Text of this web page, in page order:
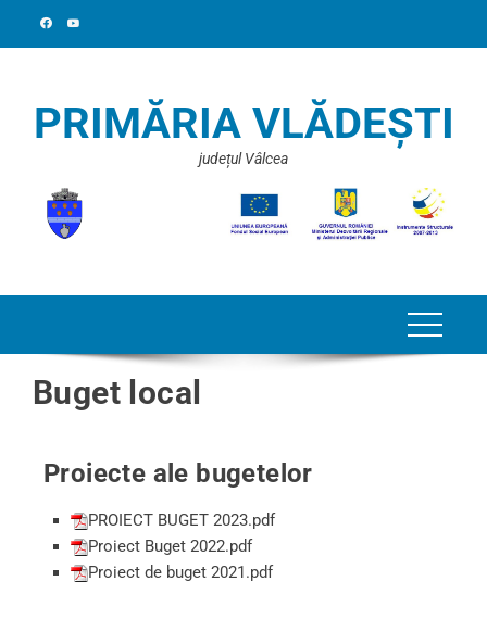
PRIMĂRIA VLĂDEȘTI
județul Vâlcea
Buget local
Proiecte ale bugetelor
PROIECT BUGET 2023.pdf
Proiect Buget 2022.pdf
Proiect de buget 2021.pdf